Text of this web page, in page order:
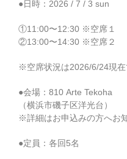
●日時：2026 / 7 / 3 sun
①11:00〜12:30 ※空席１
②13:00〜14:30 ※空席２
※空席状況は2026/6/24現在
●会場：810 Arte Tekoha
（横浜市磯子区洋光台）
※詳細はお申込みの方へお
●定員：各回5名